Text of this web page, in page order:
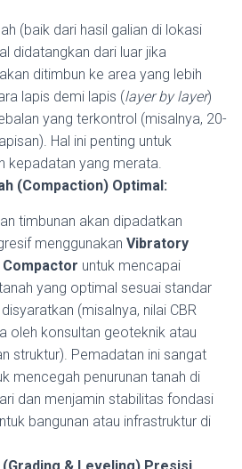
(baik dari hasil galian di lokasi
didatangkan dari luar jika
ditimbun ke area yang lebih
lapis demi lapis (layer by layer)
yang terkontrol (misalnya, 20-
Hal ini penting untuk
kepadatan yang merata.
(Compaction) Optimal:
timbunan akan dipadatkan
menggunakan Vibratory
Compactor untuk mencapai
yang optimal sesuai standar
(misalnya, nilai CBR
oleh konsultan geoteknik atau
struktur). Pemadatan ini sangat
mencegah penurunan tanah di
dan menjamin stabilitas fondasi
bangunan atau infrastruktur di